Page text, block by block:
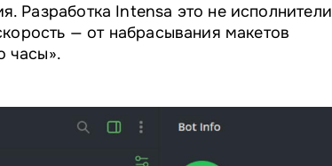
Разработка Intensa это не исполнители
— от набрасывания макетов
часы».